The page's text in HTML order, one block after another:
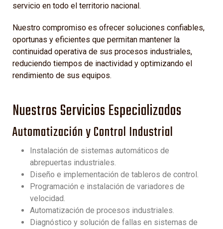
servicio en todo el territorio nacional.
Nuestro compromiso es ofrecer soluciones confiables,
oportunas y eficientes que permitan mantener la
continuidad operativa de sus procesos industriales,
reduciendo tiempos de inactividad y optimizando el
rendimiento de sus equipos.
Nuestros Servicios Especializados
Automatización y Control Industrial
Instalación de sistemas automáticos de
abrepuertas industriales.
Diseño e implementación de tableros de control.
Programación e instalación de variadores de
velocidad.
Automatización de procesos industriales.
Diagnóstico y solución de fallas en sistemas de